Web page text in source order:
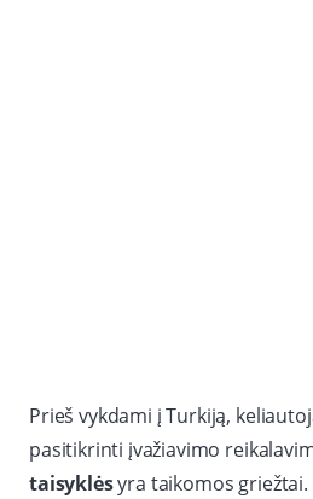
Prieš vykdami į Turkiją,
pasitikrinti įvažiavimo
taisyklėsyra taikomos griežtai.